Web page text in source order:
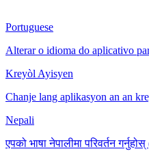
Portuguese
Alterar o idioma do aplicativo
Kreyòl Ayisyen
Chanje lang aplikasyon an an
Nepali
एपको भाषा नेपालीमा परिवर्तन